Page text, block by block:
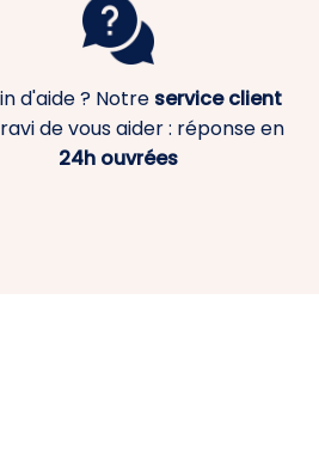
d'aide ? Notre service client
de vous aider : réponse en
24h ouvrées